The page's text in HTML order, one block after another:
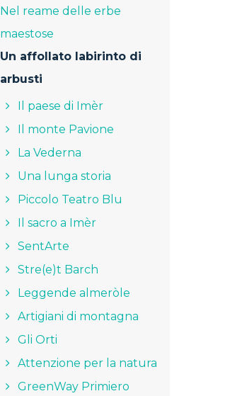
Nel reame delle erbe
maestose
Un affollato labirinto di
arbusti
Il paese di Imèr
Il monte Pavione
La Vederna
Una lunga storia
Piccolo Teatro Blu
Il sacro a Imèr
SentArte
Stre(e)t Barch
Leggende almeròle
Artigiani di montagna
Gli Orti
Attenzione per la natura
GreenWay Primiero